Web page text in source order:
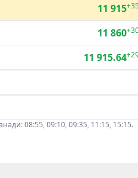
11 915
11 860
11 915.64
08:55, 09:10, 09:35, 11:15, 15:15.